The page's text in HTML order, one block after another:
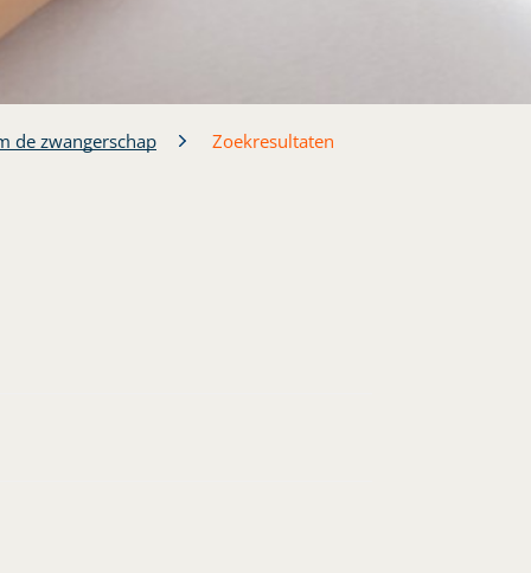
de zwangerschap Zoekresultaten